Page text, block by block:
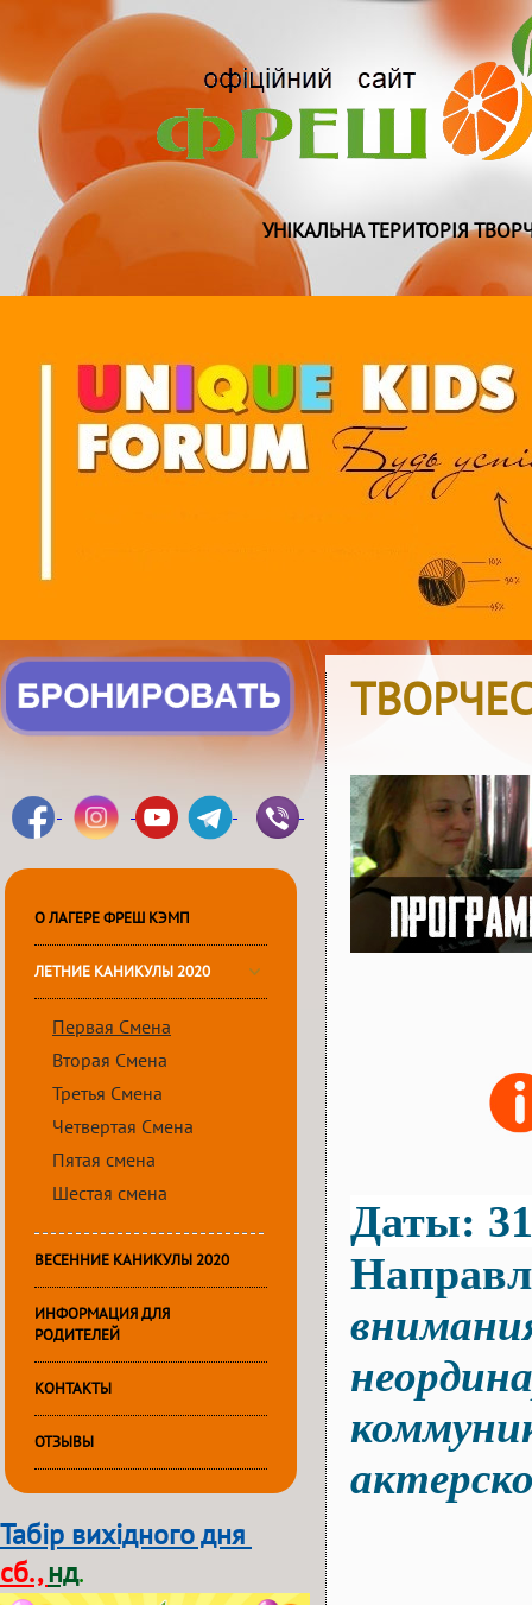
УНІКАЛЬНА ТЕРИТОРІЯ
О ЛАГЕРЕ ФРЕШ КЭМП
ЛЕТНИЕ КАНИКУЛЫ 2020
Первая Смена
Вторая Смена
Третья Смена
Четвертая Смена
Пятая смена
Шестая смена
ВЕСЕННИЕ КАНИКУЛЫ 2020
ИНФОРМАЦИЯ ДЛЯ
РОДИТЕЛЕЙ
КОНТАКТЫ
ОТЗЫВЫ
Табір вихідного дня
сб.,нд.
Даты: